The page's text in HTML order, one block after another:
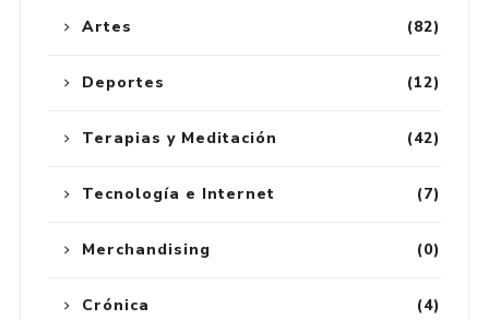
(82)
Artes
(12)
Deportes
(42)
Terapias y Meditación
(7)
Tecnología e Internet
(0)
Merchandising
(4)
Crónica